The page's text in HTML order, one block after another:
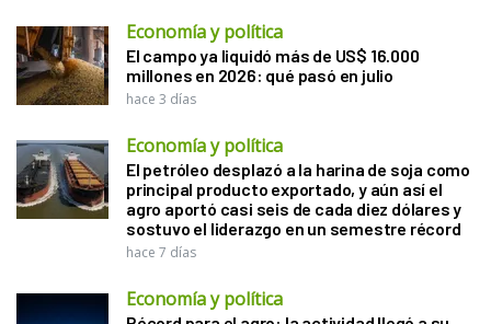
Economía y política
El campo ya liquidó más de US$ 16.000
millones en 2026: qué pasó en julio
hace 3 días
Economía y política
El petróleo desplazó a la harina de soja como
principal producto exportado, y aún así el
agro aportó casi seis de cada diez dólares y
sostuvo el liderazgo en un semestre récord
hace 7 días
Economía y política